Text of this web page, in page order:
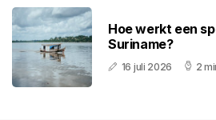
Hoe werkt een
Suriname?
16 juli 2026 2